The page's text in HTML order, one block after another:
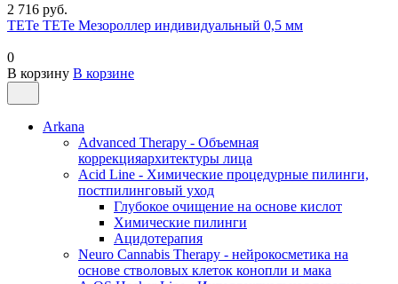
2 716 руб.
TETe TETe Мезороллер индивидуальный 0,5 мм
0
В корзину В корзине
Arkana
Advanced Therapy - Объемная
коррекцияархитектуры лица
Acid Line - Химические процедурные пилинги,
постпилинговый уход
Глубокое очищение на основе кислот
Химические пилинги
Ацидотерапия
Neuro Cannabis Therapy - нейрокосметика на
основе стволовых клеток конопли и мака